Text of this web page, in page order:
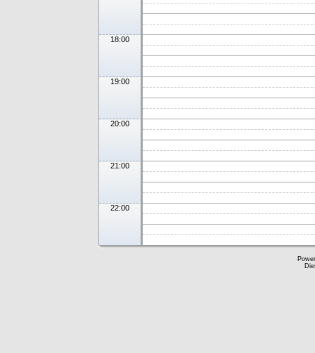
18:00
19:00
20:00
21:00
22:00